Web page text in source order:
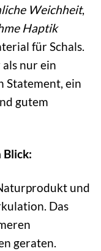
Weichheit,
Haptik
für Schals.
nur ein
Statement, ein
gutem
Blick:
und
Das
geraten.